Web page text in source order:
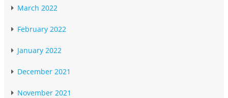
March 2022
February 2022
January 2022
December 2021
November 2021